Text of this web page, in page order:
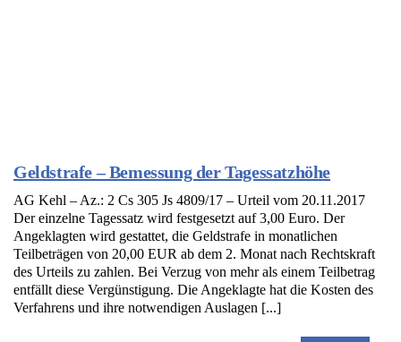
Geldstrafe – Bemessung der Tagessatzhöhe
AG Kehl – Az.: 2 Cs 305 Js 4809/17 – Urteil vom 20.11.2017
Der einzelne Tagessatz wird festgesetzt auf 3,00 Euro. Der
Angeklagten wird gestattet, die Geldstrafe in monatlichen
Teilbeträgen von 20,00 EUR ab dem 2. Monat nach Rechtskraft
des Urteils zu zahlen. Bei Verzug von mehr als einem Teilbetrag
entfällt diese Vergünstigung. Die Angeklagte hat die Kosten des
Verfahrens und ihre notwendigen Auslagen [...]